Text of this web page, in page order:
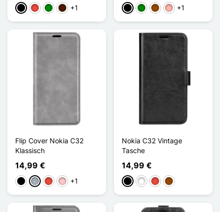
Schwarz
Rot GrünDunkelbraun
+1 Schwarz
GrünBraunRoségold
+1
Flip Cover Nokia C32
Klassisch
14,99 €
Schwarz
GrauRot Pink+1
Nokia C32 Vintage
Tasche
14,99 €
Schwarz
WeißRot Braun